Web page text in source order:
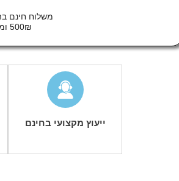
משלוח חינם
500₪ ומעלה
ייעוץ מקצועי בחינם